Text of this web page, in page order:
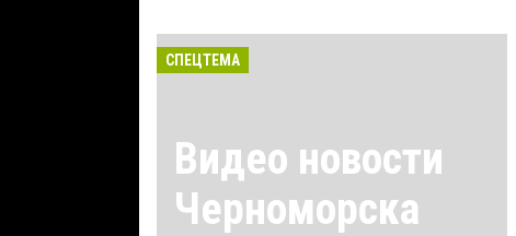
СПЕЦТЕМА
Видео новости
Черноморска